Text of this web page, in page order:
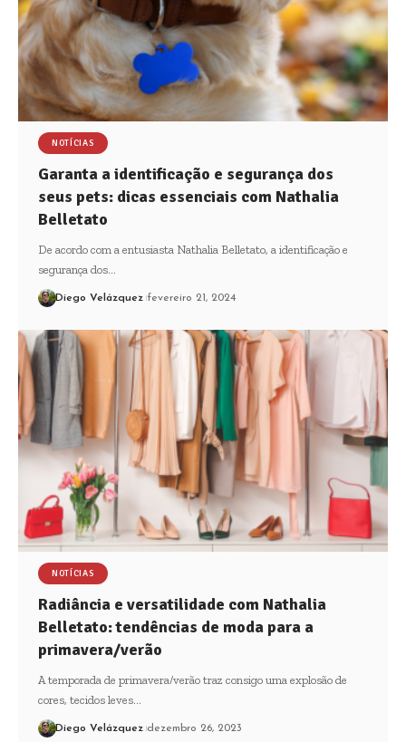
NOTÍCIAS
Garanta a identificação e segurança dos
seus pets: dicas essenciais com Nathalia
Belletato
De acordo com a entusiasta Nathalia Belletato, a identificação e
segurança dos…
Diego Velázquez fevereiro 21, 2024
NOTÍCIAS
Radiância e versatilidade com Nathalia
Belletato: tendências de moda para a
primavera/verão
A temporada de primavera/verão traz consigo uma explosão de
cores, tecidos leves…
Diego Velázquez dezembro 26, 2023